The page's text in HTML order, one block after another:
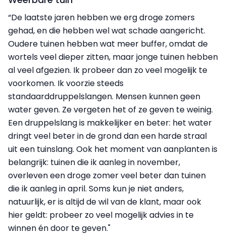
“De laatste jaren hebben we erg droge zomers
gehad, en die hebben wel wat schade aangericht.
Oudere tuinen hebben wat meer buffer, omdat de
wortels veel dieper zitten, maar jonge tuinen hebben
al veel afgezien. Ik probeer dan zo veel mogelijk te
voorkomen. Ik voorzie steeds
standaarddruppelslangen. Mensen kunnen geen
water geven. Ze vergeten het of ze geven te weinig.
Een druppelslang is makkelijker en beter: het water
dringt veel beter in de grond dan een harde straal
uit een tuinslang. Ook het moment van aanplanten is
belangrijk: tuinen die ik aanleg in november,
overleven een droge zomer veel beter dan tuinen
die ik aanleg in april. Soms kun je niet anders,
natuurlijk, er is altijd de wil van de klant, maar ook
hier geldt: probeer zo veel mogelijk advies in te
winnen én door te geven."